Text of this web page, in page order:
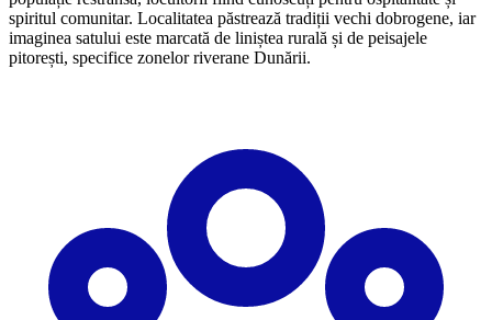
spiritul comunitar. Localitatea păstrează tradiții vechi dobrogene, iar
imaginea satului este marcată de liniștea rurală și de peisajele
pitorești, specifice zonelor riverane Dunării.